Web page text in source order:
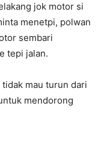
jok motor si
menetpi, polwan
sembari
tepi jalan.
mau turun dari
mendorong